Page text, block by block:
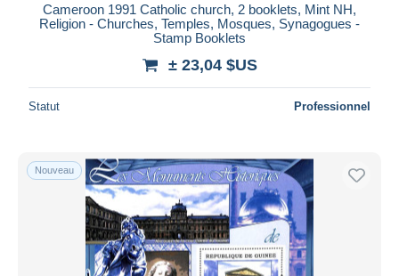
Cameroon 1991 Catholic church, 2 booklets, Mint NH,
Religion - Churches, Temples, Mosques, Synagogues -
Stamp Booklets
± 23,04 $US
Statut Professionnel
Nouveau